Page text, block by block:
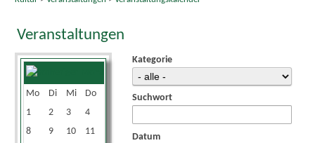
Veranstaltungen
Mo
Di Mi Do
So
1
2 3 4
8
9 10 11 13
14
Kategorie
Suchwort
Datum